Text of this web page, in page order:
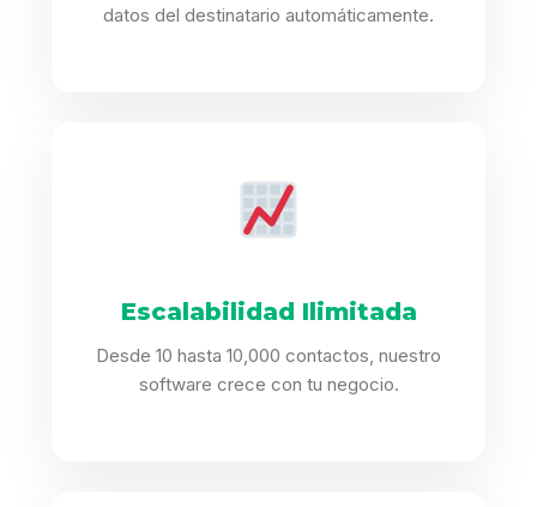
datos del destinatario automáticamente.
Escalabilidad Ilimitada
Desde 10 hasta 10,000 contactos, nuestro
software crece con tu negocio.